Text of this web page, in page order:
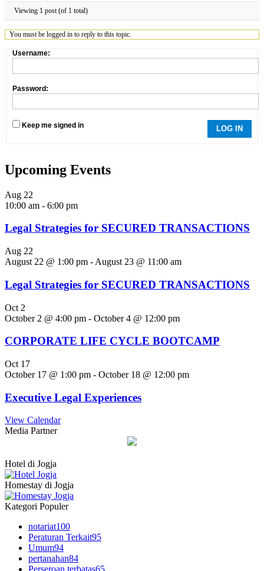
Viewing 1 post (of 1 total)
You must be logged in to reply to this topic.
Username:
Password:
Keep me signed in LOG IN
Upcoming Events
Aug 22
10:00 am - 6:00 pm
Legal Strategies for SECURED TRANSACTIONS
Aug 22
August 22 @ 1:00 pm - August 23 @ 11:00 am
Legal Strategies for SECURED TRANSACTIONS
Oct 2
October 2 @ 4:00 pm - October 4 @ 12:00 pm
CORPORATE LIFE CYCLE BOOTCAMP
Oct 17
October 17 @ 1:00 pm - October 18 @ 12:00 pm
Executive Legal Experiences
View Calendar
Media Partner
Hotel di Jogja
Homestay di Jogja
Kategori Populer
notariat100
Peraturan Terkait95
Umum94
pertanahan84